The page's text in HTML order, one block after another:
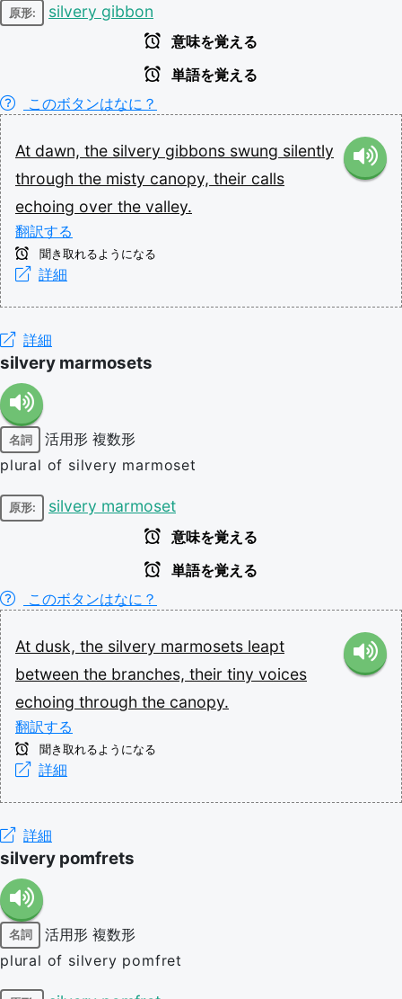
原形: silvery gibbon
意味を覚える
単語を覚える
このボタンはなに？
At dawn, the silvery gibbons swung silently
through the misty canopy, their calls
echoing over the valley.
翻訳する
聞き取れるようになる
詳細
詳細
silvery marmosets
名詞 活用形 複数形
plural of silvery marmoset
原形: silvery marmoset
意味を覚える
単語を覚える
このボタンはなに？
At dusk, the silvery marmosets leapt
between the branches, their tiny voices
echoing through the canopy.
翻訳する
聞き取れるようになる
詳細
詳細
silvery pomfrets
名詞 活用形 複数形
plural of silvery pomfret